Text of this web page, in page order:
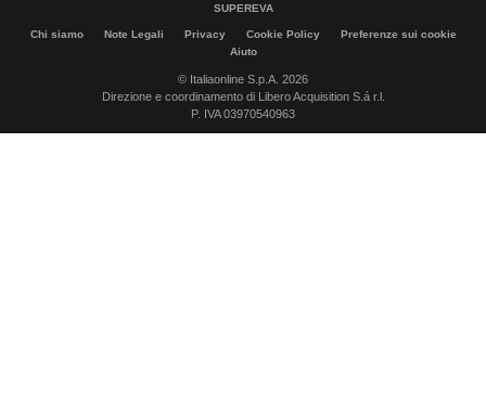
SUPEREVA
Chi siamo Note Legali Privacy Cookie Policy
Preferenze sui cookie
Aiuto
© Italiaonline S.p.A. 2026
Direzione e coordinamento di Libero Acquisition S.á r.l.
P. IVA 03970540963